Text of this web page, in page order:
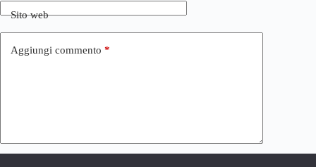
Sito web
Aggiungi commento *